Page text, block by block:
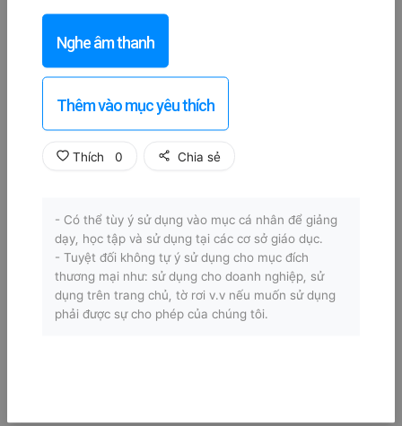
Nghe âm thanh
Thêm vào mục yêu thích
Thích 0 Chia sẻ
- Có thể tùy ý sử dụng vào mục cá nhân để giảng
dạy, học tập và sử dụng tại các cơ sở giáo dục.
- Tuyệt đối không tự ý sử dụng cho mục đích
thương mại như: sử dụng cho doanh nghiệp, sử
dụng trên trang chủ, tờ rơi v.v nếu muốn sử dụng
phải được sự cho phép của chúng tôi.